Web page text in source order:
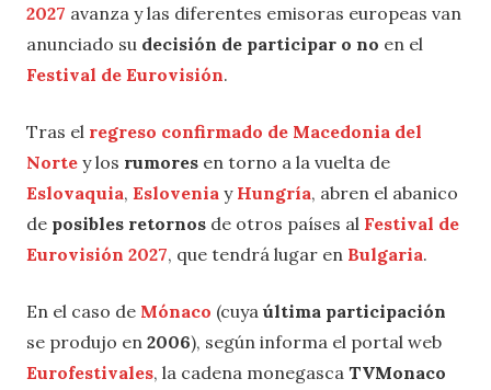
2027 avanza y las diferentes emisoras europeas van
anunciado su decisión de participar o no en el
Festival de Eurovisión.
Tras el regreso confirmado de Macedonia del
Norte y los rumores en torno a la vuelta de
Eslovaquia, Eslovenia y Hungría, abren el abanico
de posibles retornos de otros países al Festival de
Eurovisión 2027, que tendrá lugar en Bulgaria.
En el caso de Mónaco (cuya última participación
se produjo en 2006), según informa el portal web
Eurofestivales, la cadena monegasca TVMonaco